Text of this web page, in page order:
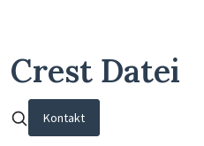
Crest Datei
Kontakt